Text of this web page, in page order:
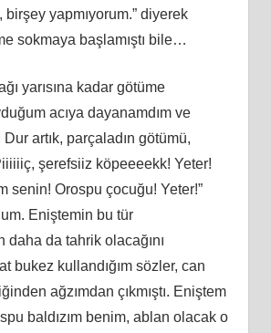
birşey yapmıyorum.” diyerek
sokmaya başlamıştı bile…
yarısına kadar götüme
acıya dayanamdım ve
artık, parçaladın götümü,
şerefsiiz köpeeeekk! Yeter!
senin! Orospu çocuğu! Yeter!”
Eniştemin bu tür
daha da tahrik olacağını
bukez kullandığım sözler, can
ağzımdan çıkmıştı. Eniştem
baldızım benim, ablan olacak o